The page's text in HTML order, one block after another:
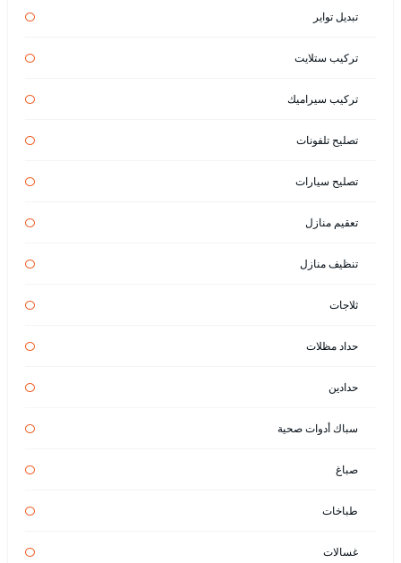
تبديل تواير
تركيب ستلايت
تركيب سيراميك
تصليح تلفونات
تصليح سيارات
تعقيم منازل
تنظيف منازل
ثلاجات
حداد مظلات
حدادين
سباك أدوات صحية
صباغ
طباخات
غسالات